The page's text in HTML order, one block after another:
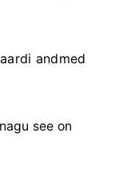
andmed
see on